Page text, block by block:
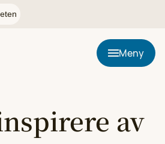
i Østfold
Meny
av